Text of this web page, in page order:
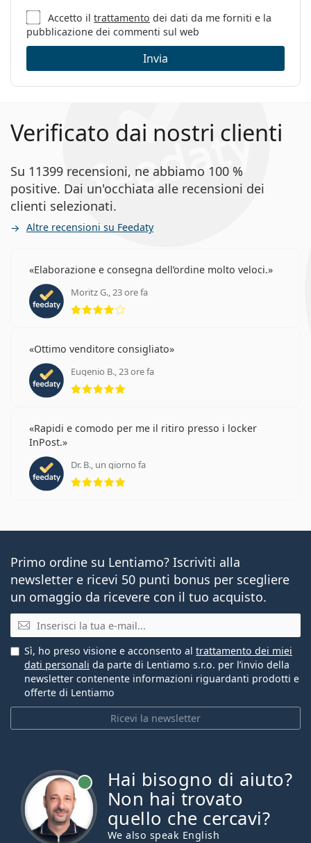
Accetto iltrattamento dei dati da me forniti e la
pubblicazione dei commenti sul web
Invia
Verificato dai nostri clienti
Su 11399 recensioni, ne abbiamo 100 %
positive. Dai un'occhiata alle recensioni dei
clienti selezionati.
Altre recensioni su Feedaty
Elaborazione e consegna dell’ordine molto veloci.
Moritz G., 23 ore fa
Ottimo venditore consigliato
Eugenio B., 23 ore fa
Rapidi e comodo per me il ritiro presso i locker
InPost.
Dr. B., un giorno fa
Primo ordine su Lentiamo? Iscriviti alla
newsletter e ricevi 50 punti bonus per scegliere
un omaggio da ricevere con il tuo acquisto.
E-mail
Ricevi la newsletter
Sì, ho preso visione e acconsento al trattamento dei miei
dati personali da parte di Lentiamo s.r.o. per l’invio della
newsletter contenente informazioni riguardanti prodotti e
offerte di Lentiamo
Hai bisogno di aiuto?
Non hai trovato
quello che cercavi?
We also speak English